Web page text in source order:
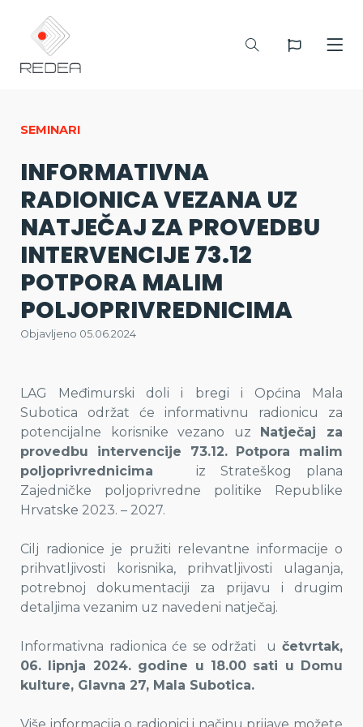
SEMINARI
INFORMATIVNA
RADIONICA VEZANA UZ
NATJEČAJ ZA PROVEDBU
INTERVENCIJE 73.12
POTPORA MALIM
POLJOPRIVREDNICIMA
Objavljeno 05.06.2024
LAG Međimurski doli i bregi i Općina Mala
Subotica održat će informativnu radionicu za
potencijalne korisnike vezano uz Natječaj za
provedbu intervencije 73.12. Potpora malim
poljoprivrednicima iz Strateškog plana
Zajedničke poljoprivredne politike Republike
Hrvatske 2023. – 2027.
Cilj radionice je pružiti relevantne informacije o
prihvatljivosti korisnika, prihvatljivosti ulaganja,
potrebnoj dokumentaciji za prijavu i drugim
detaljima vezanim uz navedeni natječaj.
Informativna radionica će se održati u četvrtak,
06. lipnja 2024. godine u 18.00 sati u Domu
kulture, Glavna 27, Mala Subotica.